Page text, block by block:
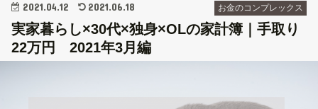
お金のコンプレックス
2021.04.12 2021.06.18
実家暮らし×30代×独身×OLの家計簿｜手取り
22万円 2021年3月編